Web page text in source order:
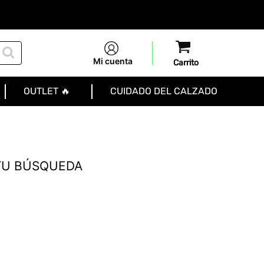
Mi cuenta
OUTLET 🔥 CUIDADO DEL CALZADO
BÚSQUEDA